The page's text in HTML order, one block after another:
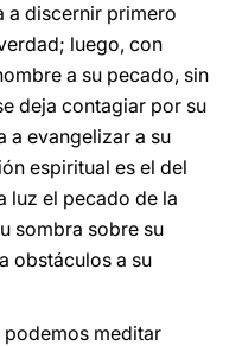
a discernir primero
luego, con
a su pecado, sin
deja contagiar por su
a evangelizar a su
espiritual es el del
luz el pecado de la
sombra sobre su
obstáculos a su
podemos meditar